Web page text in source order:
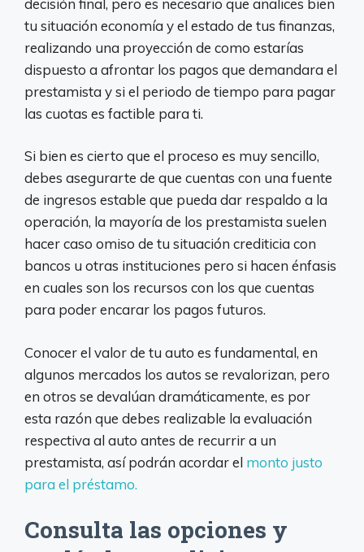
decisión final, pero es necesario que analices bien
tu situación economía y el estado de tus finanzas,
realizando una proyección de como estarías
dispuesto a afrontar los pagos que demandara el
prestamista y si el periodo de tiempo para pagar
las cuotas es factible para ti.
Si bien es cierto que el proceso es muy sencillo,
debes asegurarte de que cuentas con una fuente
de ingresos estable que pueda dar respaldo a la
operación, la mayoría de los prestamista suelen
hacer caso omiso de tu situación crediticia con
bancos u otras instituciones pero si hacen énfasis
en cuales son los recursos con los que cuentas
para poder encarar los pagos futuros.
Conocer el valor de tu auto es fundamental, en
algunos mercados los autos se revalorizan, pero
en otros se devalúan dramáticamente, es por
esta razón que debes realizable la evaluación
respectiva al auto antes de recurrir a un
prestamista, así podrán acordar el monto justo
para el préstamo.
Consulta las opciones y